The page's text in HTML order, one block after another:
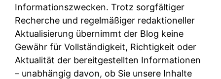
r
e
n
r
u
s
t
i
e
r
S
c
h
u
Informationszwecken. Trotz sorgfältiger
Recherche und regelmäßiger redaktioneller
Aktualisierung übernimmt der Blog keine
Gewähr für Vollständigkeit, Richtigkeit oder
Aktualität der bereitgestellten Informationen
– unabhängig davon, ob Sie unsere Inhalte